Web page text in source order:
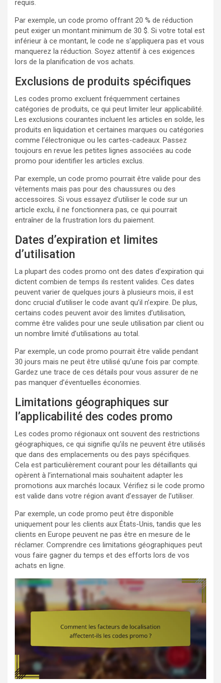
requis.
Par exemple, un code promo offrant 20 % de réduction
peut exiger un montant minimum de 30 $. Si votre total est
inférieur à ce montant, le code ne s’appliquera pas et vous
manquerez la réduction. Soyez attentif à ces exigences
lors de la planification de vos achats.
Exclusions de produits spécifiques
Les codes promo excluent fréquemment certaines
catégories de produits, ce qui peut limiter leur applicabilité.
Les exclusions courantes incluent les articles en solde, les
produits en liquidation et certaines marques ou catégories
comme l’électronique ou les cartes-cadeaux. Passez
toujours en revue les petites lignes associées au code
promo pour identifier les articles exclus.
Par exemple, un code promo pourrait être valide pour des
vêtements mais pas pour des chaussures ou des
accessoires. Si vous essayez d’utiliser le code sur un
article exclu, il ne fonctionnera pas, ce qui pourrait
entraîner de la frustration lors du paiement.
Dates d’expiration et limites
d’utilisation
La plupart des codes promo ont des dates d’expiration qui
dictent combien de temps ils restent valides. Ces dates
peuvent varier de quelques jours à plusieurs mois, il est
donc crucial d’utiliser le code avant qu’il n’expire. De plus,
certains codes peuvent avoir des limites d’utilisation,
comme être valides pour une seule utilisation par client ou
un nombre limité d’utilisations au total.
Par exemple, un code promo pourrait être valide pendant
30 jours mais ne peut être utilisé qu’une fois par compte.
Gardez une trace de ces détails pour vous assurer de ne
pas manquer d’éventuelles économies.
Limitations géographiques sur
l’applicabilité des codes promo
Les codes promo régionaux ont souvent des restrictions
géographiques, ce qui signifie qu’ils ne peuvent être utilisés
que dans des emplacements ou des pays spécifiques.
Cela est particulièrement courant pour les détaillants qui
opèrent à l’international mais souhaitent adapter les
promotions aux marchés locaux. Vérifiez si le code promo
est valide dans votre région avant d’essayer de l’utiliser.
Par exemple, un code promo peut être disponible
uniquement pour les clients aux États-Unis, tandis que les
clients en Europe peuvent ne pas être en mesure de le
réclamer. Comprendre ces limitations géographiques peut
vous faire gagner du temps et des efforts lors de vos
achats en ligne.